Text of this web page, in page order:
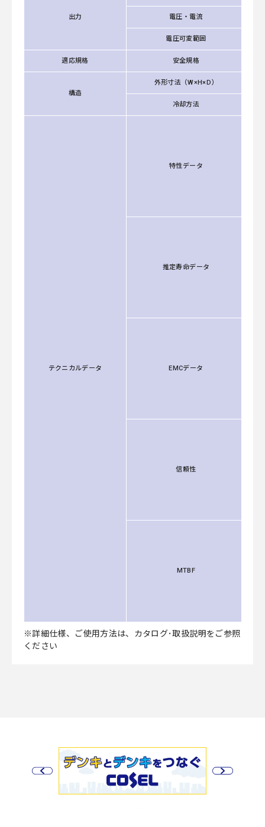
出力 電圧・電流
電圧可変範囲
適応規格 安全規格
構造
外形寸法（W×H×D）
冷却方法
テクニカルデータ
特性データ
推定寿命データ
EMCデータ
信頼性
MTBF
※詳細仕様、ご使用方法は、カタログ･取扱説明をご参照
ください